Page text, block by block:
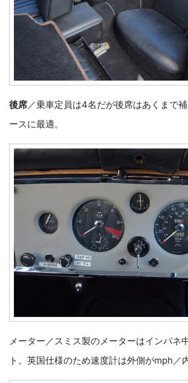
後席／乗車定員は4名だが後席はあくまで
ースに最適。
メーター／スミス製のメーターはインパネ
ト。英国仕様のため速度計は外側がmph／